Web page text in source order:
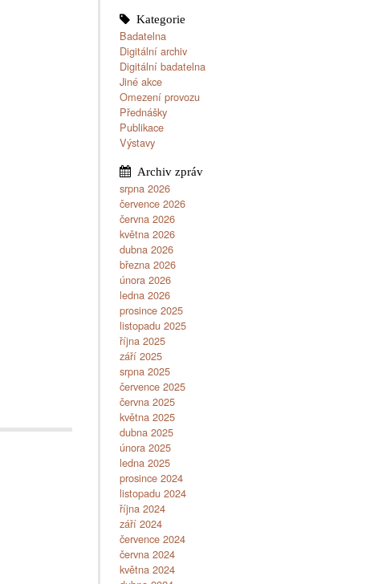
Badatelna
Digitální archiv
Digitální badatelna
Jiné akce
Omezení provozu
Přednášky
Publikace
Výstavy
srpna 2026
července 2026
června 2026
května 2026
dubna 2026
března 2026
února 2026
ledna 2026
prosince 2025
listopadu 2025
října 2025
září 2025
srpna 2025
července 2025
června 2025
května 2025
dubna 2025
února 2025
ledna 2025
prosince 2024
listopadu 2024
října 2024
září 2024
července 2024
června 2024
května 2024